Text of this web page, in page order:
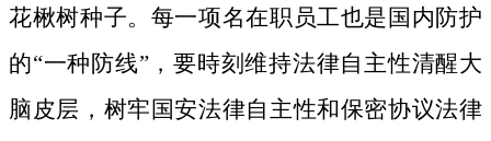
花楸树种子。 每一项名在职员工也是国内防护
的“一种防线”，要時刻维持法律自主性清醒大
脑皮层，树牢国安法律自主性和保密协议法律